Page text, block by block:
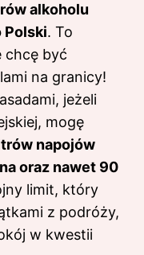
alkoholu
Polski. To
chcę być
na granicy!
jeżeli
mogę
napojów
oraz nawet 90
limit, który
z podróży,
w kwestii